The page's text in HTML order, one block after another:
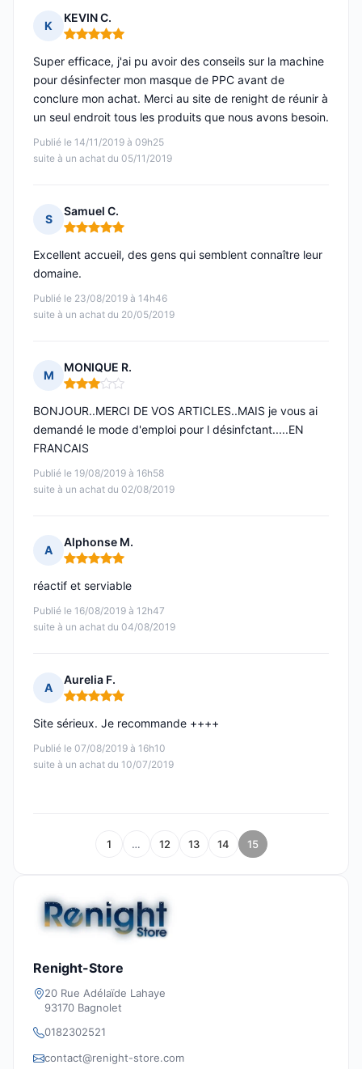
K
KEVIN C.
Note : 5 sur 5
Publié le 14/11/2019 à 09h25
suite à un achat du 05/11/2019
Super efficace, j'ai pu avoir des conseils sur la machine
pour désinfecter mon masque de PPC avant de
conclure mon achat. Merci au site de renight de réunir à
un seul endroit tous les produits que nous avons besoin.
S
Samuel C.
Note : 5 sur 5
Publié le 23/08/2019 à 14h46
suite à un achat du 20/05/2019
Excellent accueil, des gens qui semblent connaître leur
domaine.
M
MONIQUE R.
Note : 3 sur 5
Publié le 19/08/2019 à 16h58
suite à un achat du 02/08/2019
BONJOUR..MERCI DE VOS ARTICLES..MAIS je vous ai
demandé le mode d'emploi pour l désinfctant.....EN
FRANCAIS
A
Alphonse M.
Note : 5 sur 5
Publié le 16/08/2019 à 12h47
suite à un achat du 04/08/2019
réactif et serviable
A
Aurelia F.
Note : 5 sur 5
Publié le 07/08/2019 à 16h10
suite à un achat du 10/07/2019
Site sérieux. Je recommande ++++
1 … 12 13 14 15
Renight-Store
20 Rue Adélaïde Lahaye
93170 Bagnolet
0182302521
contact@renight-store.com